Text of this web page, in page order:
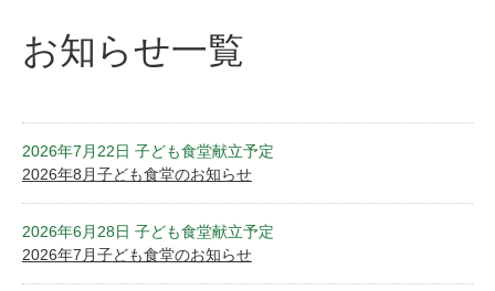
お知らせ一覧
2026年7月22日 子ども食堂献立予定
2026年8月子ども食堂のお知らせ
2026年6月28日 子ども食堂献立予定
2026年7月子ども食堂のお知らせ